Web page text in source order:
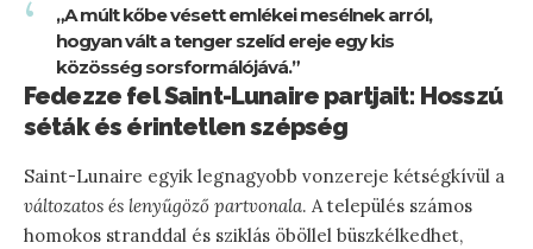
„A múlt kőbe vésett emlékei mesélnek arról,
hogyan vált a tenger szelíd ereje egy kis
közösség sorsformálójává.”
Fedezze fel Saint-Lunaire partjait: Hosszú
séták és érintetlen szépség
Saint-Lunaire egyik legnagyobb vonzereje kétségkívül a
változatos és lenyűgöző partvonala. A település számos
homokos stranddal és sziklás öböllel büszkélkedhet,